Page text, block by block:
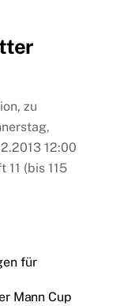
zu
12:00
(bis 115
für
Mann Cup